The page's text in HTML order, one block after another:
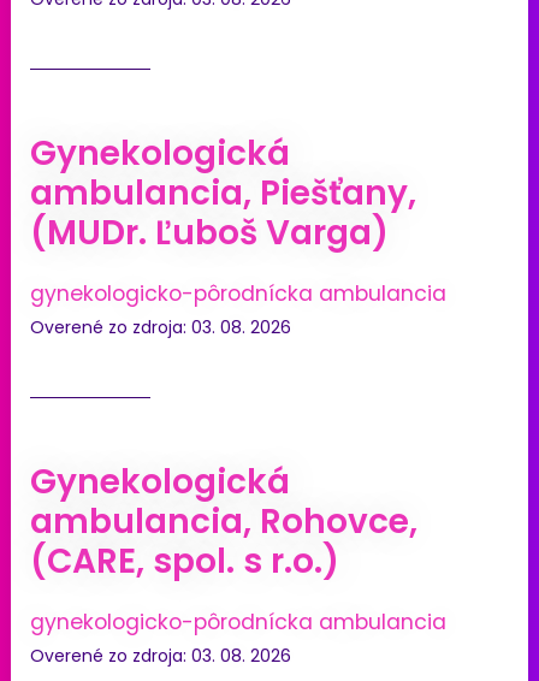
Gynekologická
ambulancia, Piešťany,
(MUDr. Ľuboš Varga)
gynekologicko-pôrodnícka ambulancia
Overené zo zdroja: 03. 08. 2026
Gynekologická
ambulancia, Rohovce,
(CARE, spol. s r.o.)
gynekologicko-pôrodnícka ambulancia
Overené zo zdroja: 03. 08. 2026